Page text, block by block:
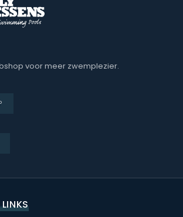
voor meer zwemplezier.